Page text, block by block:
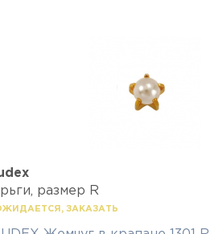
размер R
ЗАКАЗАТЬ